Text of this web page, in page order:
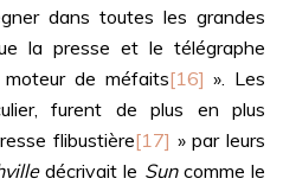
dans toutes les grandes
la presse et le télégraphe
de méfaits[16] ». Les
furent de plus en plus
flibustière[17] » par leurs
décrivait le Suncomme le